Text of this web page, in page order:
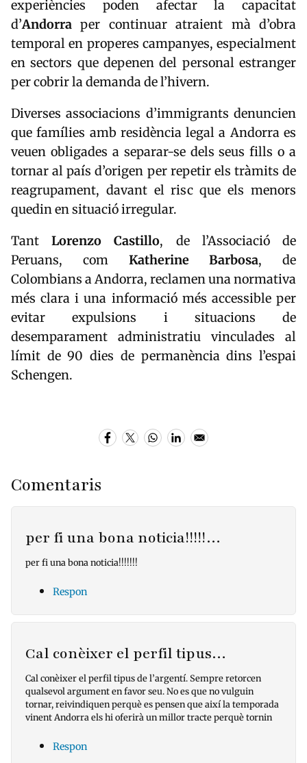
experiències poden afectar la capacitat
d’Andorra per continuar atraient mà d’obra
temporal en properes campanyes, especialment
en sectors que depenen del personal estranger
per cobrir la demanda de l’hivern.
Diverses associacions d’immigrants denuncien
que famílies amb residència legal a Andorra es
veuen obligades a separar-se dels seus fills o a
tornar al país d’origen per repetir els tràmits de
reagrupament, davant el risc que els menors
quedin en situació irregular.
TantLorenzo Castillo, de l’Associació de
Peruans, com Katherine Barbosa, de
Colombians a Andorra, reclamen una normativa
més clara i una informació més accessible per
evitar expulsions i situacions de
desemparament administratiu vinculades al
límit de 90 dies de permanència dins l’espai
Schengen.
Comentaris
per fi una bona noticia!!!!!…
per fi una bona noticia!!!!!!!
Respon
Cal conèixer el perfil tipus…
Cal conèixer el perfil tipus de l’argentí. Sempre retorcen
qualsevol argument en favor seu. No es que no vulguin
tornar, reivindiquen perquè es pensen que així la temporada
vinent Andorra els hi oferirà un millor tracte perquè tornin
Respon